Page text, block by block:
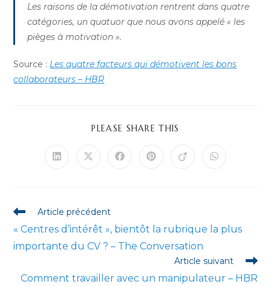
Les raisons de la démotivation rentrent dans quatre
catégories, un quatuor que nous avons appelé « les
pièges à motivation ».
Source : Les quatre facteurs qui démotivent les bons
collaborateurs – HBR
PLEASE SHARE THIS
Ouvrir
Ouvrir Ouvrir Ouvrir Ouvrir Ouvrir
Read
articles
Article précédent
« Centres d’intérêt », bientôt la rubrique la plus
importante du CV ? – The Conversation
Article suivant
Comment travailler avec un manipulateur – HBR